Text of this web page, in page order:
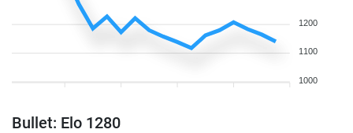
1200
1100
1000
Bullet: Elo 1280